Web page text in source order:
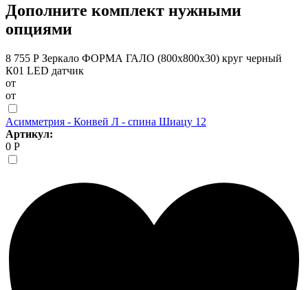
Дополните комплект нужными
опциями
8 755 Р Зеркало ФОРМА ГАЛО (800х800х30) круг черный
К01 LED датчик
от
от
Асимметрия - Конвей Л - спина Шиацу 12
Артикул:
0 Р